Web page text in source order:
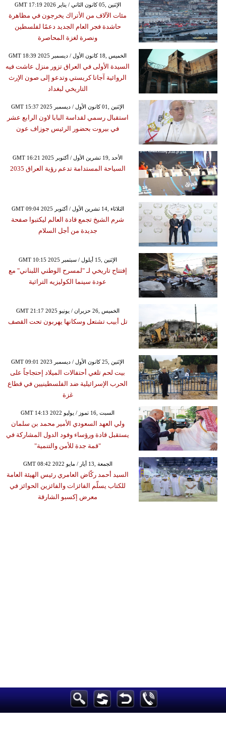
GMT 17:19 2026 الإثنين ,05 كانون الثاني / يناير
مئات الآلاف من الأتراك يخرجون في مظاهرة
حاشدة فجر العام الجديد دعمًا لفلسطين
ونصرة لغزة المحاصرة
GMT 18:39 2025 الخميس ,18 كانون الأول / ديسمبر
السيدة الأولى في العراق تزور منزل عاشت فيه
الروائية آجاتا كريستي وتدعو إلى صون الإرث
التاريخي لبغداد
GMT 15:37 2025 الإثنين ,01 كانون الأول / ديسمبر
استقبال رسمي لقداسة البابا لاون الرابع عشر
في بيروت بحضور الرئيس جوزاف عون
GMT 16:21 2025 الأحد ,19 تشرين الأول / أكتوبر
السياحة المستدامة تدعم رؤية العراق 2035
GMT 09:04 2025 الثلاثاء ,14 تشرين الأول / أكتوبر
شرم الشيخ تجمع قادة العالم ليكتبوا صفحة
جديدة من أجل السلام
GMT 10:15 2025 الإثنين ,15 أيلول / سبتمبر
إفتتاح تاريخي لـ "لمسرح الوطني اللبناني" مع
عودة سينما الكوليزيه التراثية
GMT 21:17 2025 الخميس ,26 حزيران / يونيو
تل أبيب تشتعل وسكانها يهربون تحت القصف
GMT 09:01 2023 الإثنين ,25 كانون الأول / ديسمبر
بيت لحم تلغي أحتفالات الميلاد إحتجاجاً على
الحرب الإسرائيلية ضد الفلسطينيين في قطاع
غزة
GMT 14:13 2022 السبت ,16 تموز / يوليو
ولي العهد السعودي الأمير محمد بن سلمان
يستقبل قادة ورؤساء وفود الدول المشاركة في
"قمة جدة للأمن والتنمية"
GMT 08:42 2022 الجمعة ,13 أيار / مايو
السيد أحمد ركّاض العامري رئيس الهيئة العامة
للكتاب يسلّم الفائزات والفائزين الحوائز في
معرض إكسبو الشارقة